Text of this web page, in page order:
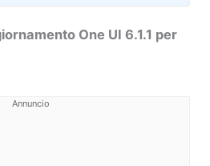
One UI 6.1.1 per
Annuncio